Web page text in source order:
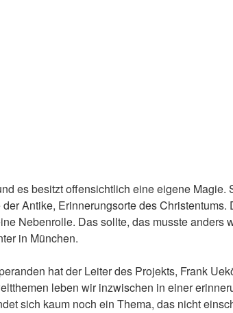
es besitzt offensichtlich eine eigene Magie.
Antike, Erinnerungsorte des
Nebenrolle. Das sollte, das musste anders
in München.
hat der Leiter des Projekts, Frank
leben wir inzwischen in einer
sich kaum noch ein Thema, das nicht